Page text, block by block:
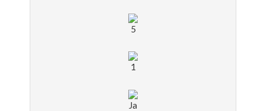
5
1
Ja